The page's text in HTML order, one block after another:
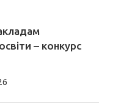
– конкурс